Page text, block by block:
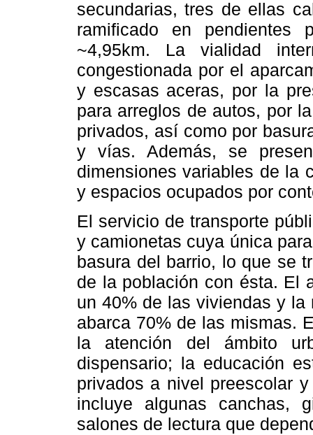
secundarias, tres de ellas
ramificado en pendientes
~4,95km. La vialidad
congestionada por el
y escasas aceras, por la
para arreglos de autos, por
privados, así como por
y vías. Además, se
dimensiones variables de la
y espacios ocupados por
El servicio de transporte
y camionetas cuya única
basura del barrio, lo que se
de la población con ésta. El
un 40% de las viviendas y
abarca 70% de las mismas.
la atención del ámbito
dispensario; la educación
privados a nivel preescolar
incluye algunas canchas,
salones de lectura que